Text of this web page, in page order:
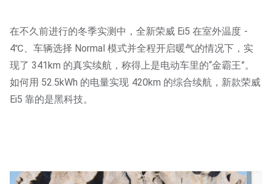
在不久前进行的冬季实测中，全新荣威 Ei5 在室外温度 -
4℃、车辆选择 Normal 模式并全程开启暖气的情况下，实
现了 341km 的真实续航，称得上是电动车里的“金霸王”。
如何用 52.5kWh 的电量实现 420km 的综合续航，新款荣威
Ei5 靠的是黑科技。